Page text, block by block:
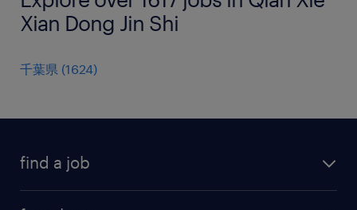
Xian Dong Jin Shi
千葉県 (1624)
find a job